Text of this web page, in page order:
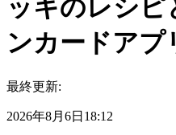
ッキのレシピ
ンカードアプ
最終更新:
2026年8月6日18:12